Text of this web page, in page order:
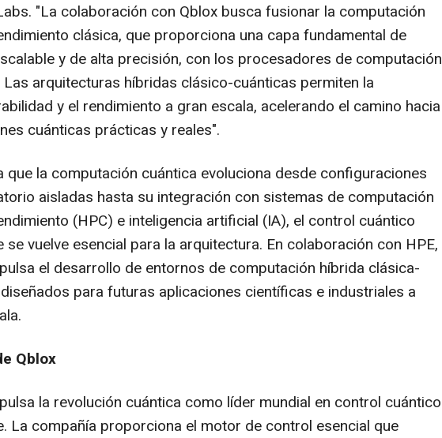
"La colaboración con Qblox busca fusionar la computación
clásica, que proporciona una capa fundamental de
y de alta precisión, con los procesadores de computación
Las arquitecturas híbridas clásico-cuánticas permiten la
y el rendimiento a gran escala, acelerando el camino hacia
cuánticas prácticas y reales".
que la computación cuántica evoluciona desde configuraciones
aisladas hasta su integración con sistemas de computación
(HPC) e inteligencia artificial (IA), el control cuántico
se vuelve esencial para la arquitectura. En colaboración con HPE,
el desarrollo de entornos de computación híbrida clásica-
para futuras aplicaciones científicas e industriales a
Qblox
la revolución cuántica como líder mundial en control cuántico
La compañía proporciona el motor de control esencial que